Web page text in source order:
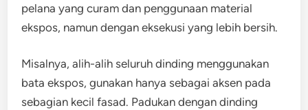
pelana yang curam dan penggunaan material
ekspos, namun dengan eksekusi yang lebih bersih.
Misalnya, alih-alih seluruh dinding menggunakan
bata ekspos, gunakan hanya sebagai aksen pada
sebagian kecil fasad. Padukan dengan dinding